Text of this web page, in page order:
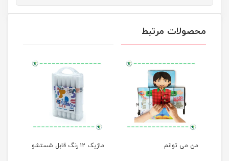
محصولات مرتبط
من می توانم ماژیک ۱۲ رنگ قابل شستشو